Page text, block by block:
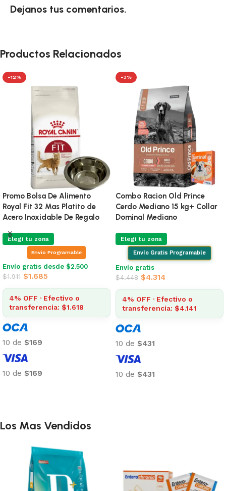
Dejanos tus comentarios.
Productos Relacionados
-12%
Promo Bolsa De Alimento
Royal Fit 32 Mas Platito de
Acero Inoxidable De Regalo
Elegí tu zona
Envio Programable
Envío gratis desde $2.500
$1.911 $1.685
4% OFF · Efectivo o
transferencia: $1.618
10 de $169
10 de $169
-3%
Combo Racion Old Prince
Cerdo Mediano 15 kg+ Collar
Dominal Mediano
Elegí tu zona
Envío Gratis Programable
Envío gratis
$4.448 $4.314
4% OFF · Efectivo o
transferencia: $4.141
10 de $431
10 de $431
Los Mas Vendidos